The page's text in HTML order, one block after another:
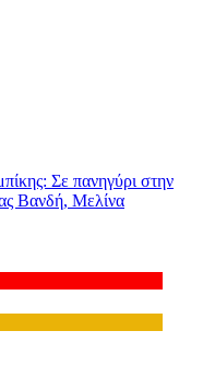
Σε πανηγύρι στην
Βανδή, Μελίνα